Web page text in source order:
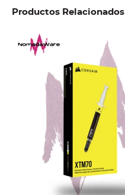
Productos Relacionados